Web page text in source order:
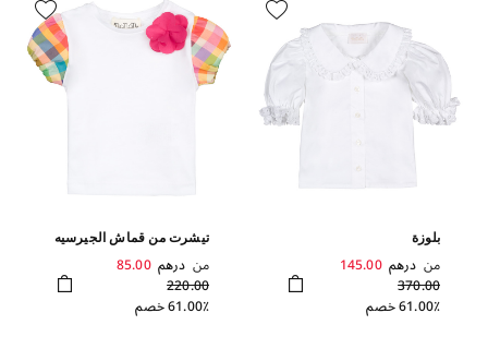
بلوزة
من درهم 145.00
370.00
61.00٪ خصم
تيشرت من قماش الجيرسيه
من درهم 85.00
220.00
61.00٪ خصم